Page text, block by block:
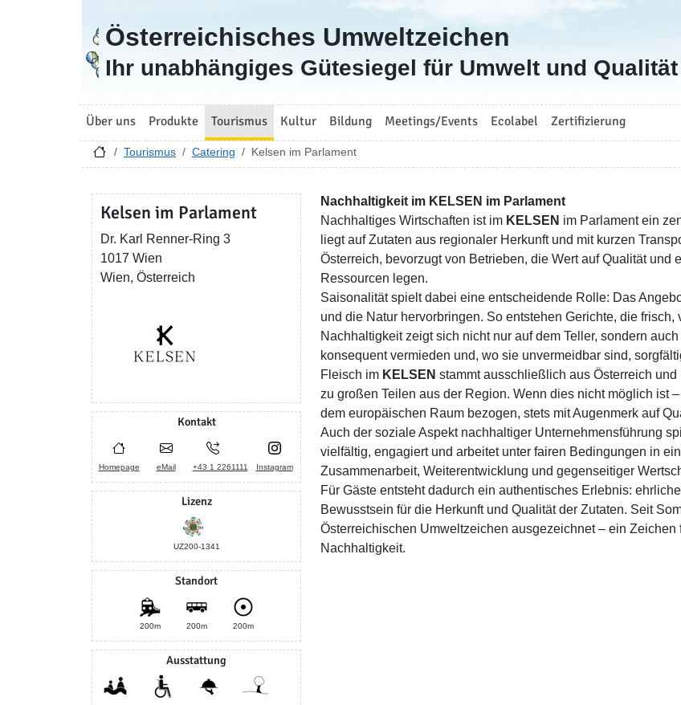
Zur Startseite
Österreichisches Umweltzeichen
Ihr unabhängiges Gütesiegel für Umwelt und Qualität
Über uns Produkte Tourismus Kultur Bildung Meetings/Events Ecolabel Zertifizierung
Tourismus Catering Kelsen im Parlament
Kelsen im Parlament
Dr. Karl Renner-Ring 3
1017 Wien
Wien, Österreich
Kontakt
Homepage eMail +43 1 2261111 Instagram
Lizenz
UZ200-1341
Standort
200m 200m 200m
Ausstattung
Nachhaltigkeit im KELSEN im Parlament
Nachhaltiges Wirtschaften ist im KELSEN im Parlament ein
liegt auf Zutaten aus regionaler Herkunft und mit kurzen
Österreich, bevorzugt von Betrieben, die Wert auf Qualität und
Ressourcen legen.
Saisonalität spielt dabei eine entscheidende Rolle: Das
und die Natur hervorbringen. So entstehen Gerichte, die
Nachhaltigkeit zeigt sich nicht nur auf dem Teller, sondern
konsequent vermieden und, wo sie unvermeidbar sind,
Fleisch im KELSEN stammt ausschließlich aus Österreich
zu großen Teilen aus der Region. Wenn dies nicht möglich ist
dem europäischen Raum bezogen, stets mit Augenmerk auf
Auch der soziale Aspekt nachhaltiger Unternehmensführung
vielfältig, engagiert und arbeitet unter fairen Bedingungen in
Zusammenarbeit, Weiterentwicklung und gegenseitiger
Für Gäste entsteht dadurch ein authentisches Erlebnis:
Bewusstsein für die Herkunft und Qualität der Zutaten. Seit
Österreichischen Umweltzeichen ausgezeichnet – ein
Nachhaltigkeit.